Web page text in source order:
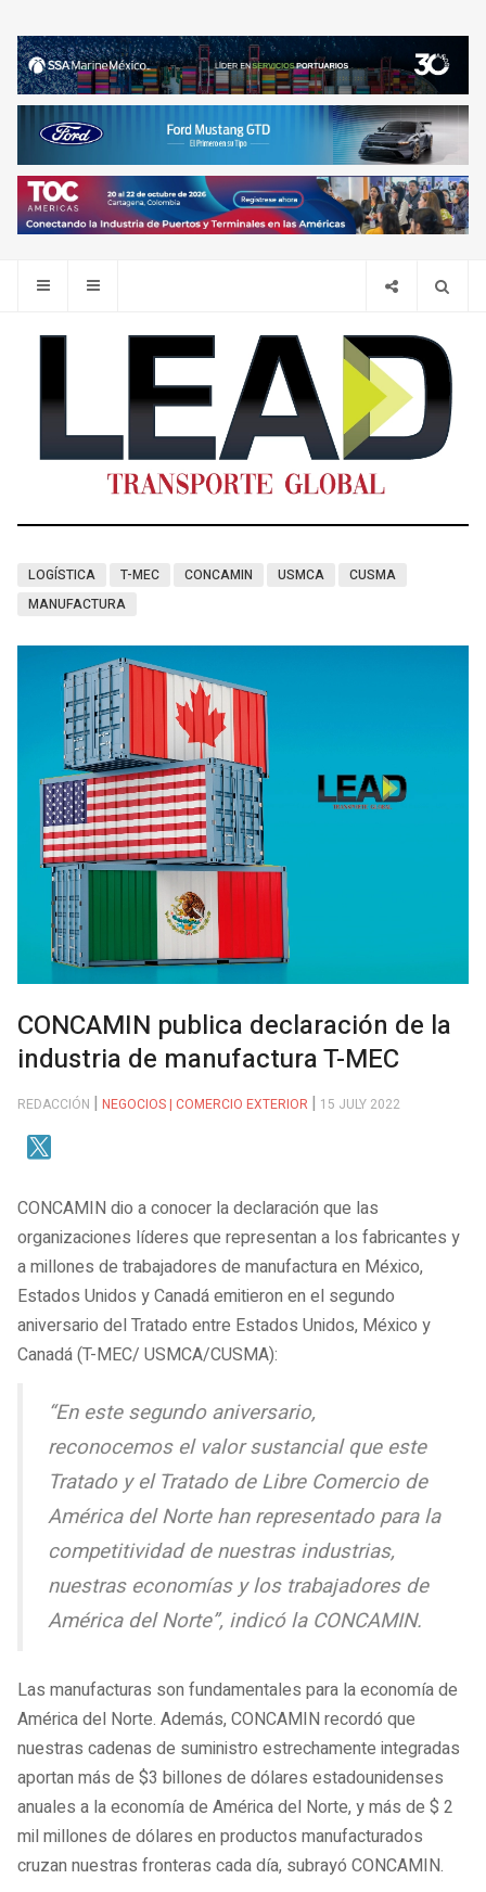
LOGÍSTICA T-MEC CONCAMIN USMCA
CUSMA
MANUFACTURA
CONCAMIN publica declaración de la
industria de manufactura T-MEC
REDACCIÓN NEGOCIOS | COMERCIO EXTERIOR 15 JULY 2022
CONCAMIN dio a conocer la declaración que las
organizaciones líderes que representan a los fabricantes y
a millones de trabajadores de manufactura en México,
Estados Unidos y Canadá emitieron en el segundo
aniversario del Tratado entre Estados Unidos, México y
Canadá (T-MEC/ USMCA/CUSMA):
“En este segundo aniversario,
reconocemos el valor sustancial que este
Tratado y el Tratado de Libre Comercio de
América del Norte han representado para la
competitividad de nuestras industrias,
nuestras economías y los trabajadores de
América del Norte”, indicó la CONCAMIN.
Las manufacturas son fundamentales para la economía de
América del Norte. Además, CONCAMIN recordó que
nuestras cadenas de suministro estrechamente integradas
aportan más de $3 billones de dólares estadounidenses
anuales a la economía de América del Norte, y más de $ 2
mil millones de dólares en productos manufacturados
cruzan nuestras fronteras cada día, subrayó CONCAMIN.